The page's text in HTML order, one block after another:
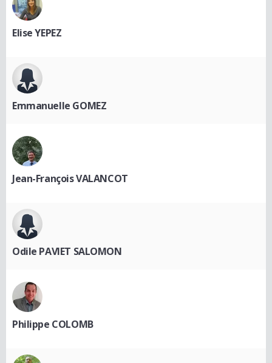
Elise YEPEZ
Emmanuelle GOMEZ
Jean-François VALANCOT
Odile PAVIET SALOMON
Philippe COLOMB